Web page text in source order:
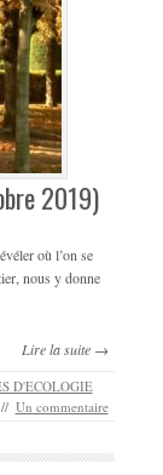
2019)
où l’on se
nous y donne
Lire la suite →
D'ECOLOGIE
// Un commentaire